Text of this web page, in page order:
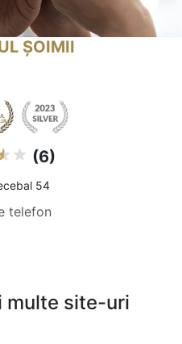
ȘOIMII
(6)
54
telefon
multe site-uri